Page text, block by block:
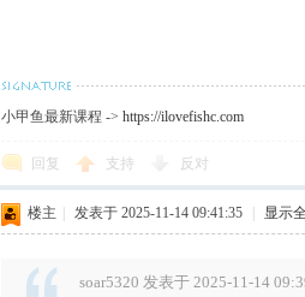
小甲鱼最新课程 ->https://ilovefishc.com
回复 支持 反对
楼主 发表于 2025-11-14 09:41:35 显示
soar5320 发表于 2025-11-14